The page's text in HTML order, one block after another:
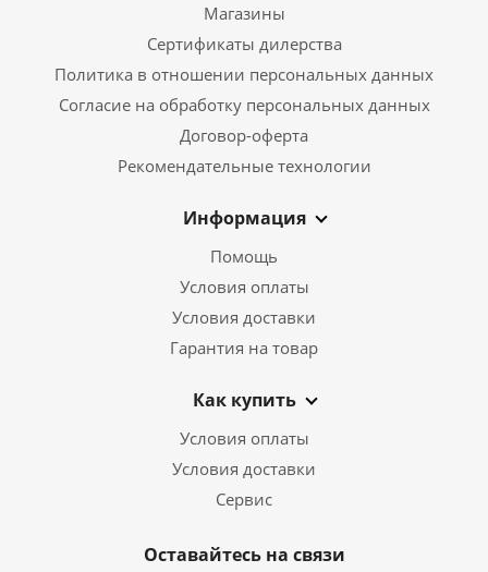
Магазины
Сертификаты дилерства
Политика в отношении персональных данных
Согласие на обработку персональных данных
Договор-оферта
Рекомендательные технологии
Информация
Помощь
Условия оплаты
Условия доставки
Гарантия на товар
Как купить
Условия оплаты
Условия доставки
Сервис
Оставайтесь на связи